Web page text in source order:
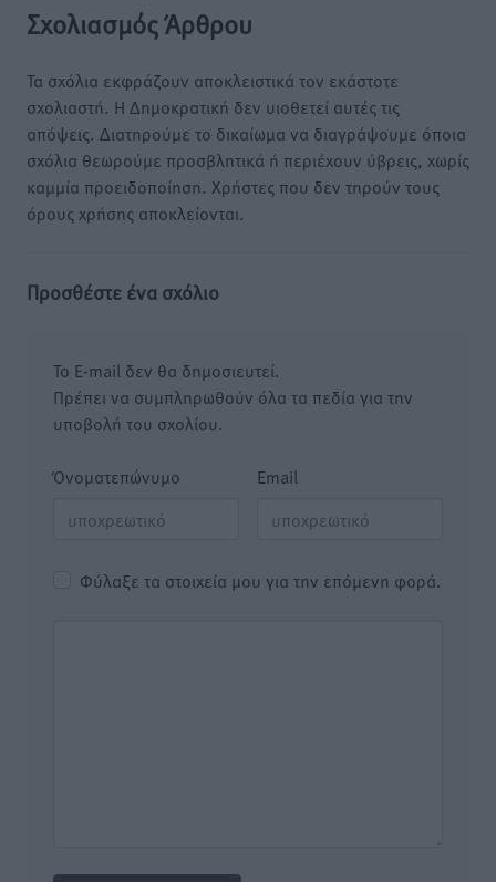
Σχολιασμός Άρθρου
Τα σχόλια εκφράζουν αποκλειστικά τον εκάστοτε
σχολιαστή. Η Δημοκρατική δεν υιοθετεί αυτές τις
απόψεις. Διατηρούμε το δικαίωμα να διαγράψουμε όποια
σχόλια θεωρούμε προσβλητικά ή περιέχουν ύβρεις, χωρίς
καμμία προειδοποίηση. Χρήστες που δεν τηρούν τους
όρους χρήσης αποκλείονται.
Προσθέστε ένα σχόλιο
Το E-mail δεν θα δημοσιευτεί.
Πρέπει να συμπληρωθούν όλα τα πεδία για την
υποβολή του σχολίου.
Όνοματεπώνυμο Email
Φύλαξε τα στοιχεία μου για την επόμενη φορά.